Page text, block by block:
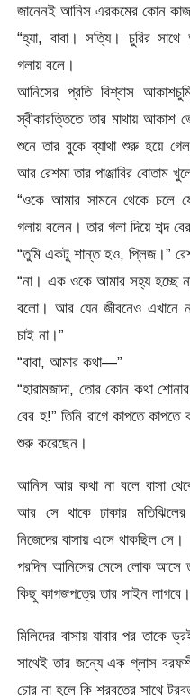
জানেনই আনিস এরকমের কোন কাজ
“হ্যা, বাবা। সত্যি। চুরির
গলায় বলে।
আনিসের প্রতি বিশ্বাস
স্বীকারত্তিতে তার মাথায় আকাশ
শুনে তার বুকে ব্যাথা শুরু হয়ে
আর রেশমা তার পাঞ্জাবির বোতাম
“ওকে আমার সামনে থেকে চলে
গলায় বলেন। তার গলা দিয়ে শব্দ
“তুমি একটু শান্ত হও, প্লিজ।”
“না। এক ওকে আমার সহ্য হচ্ছে
বলো। আর যেন জীবনেও এখানে
চাই না।”
“বাবা, আমার কথা—”
“হারামজাদা, তোর কোন কথা
বের হ!” তিনি রাগে কাপতে
শুরু করেছেন।
আনিস আর কথা না বলে বাসা
আর সে থাকে ঢাকার
নিজেদের বাসায় এসে থাকছিল সে।
পরদিন আনিসের মেসে লোক আসে
কিছু কাগজপত্রে তার সাইন
মিলিদের বাসায় যাবার পর তাকে
সাথেই তার জন্যে এক গ্লাস
চোর না হলে কি শরবতের সাথে